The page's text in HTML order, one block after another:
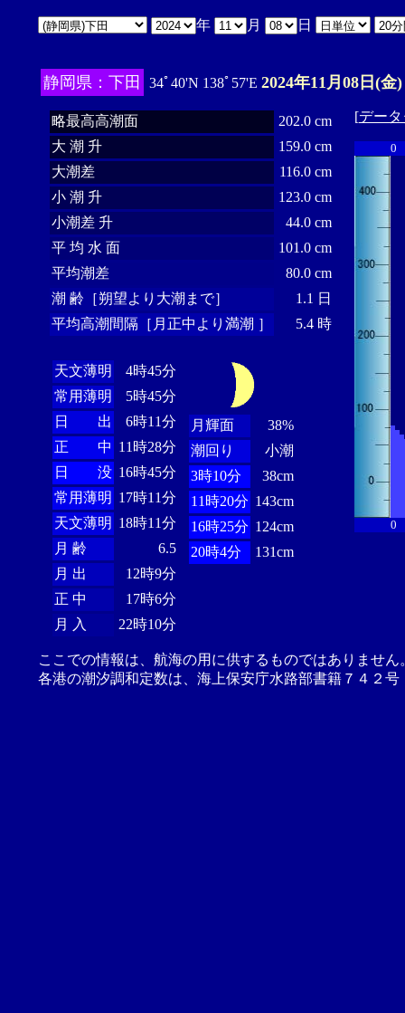
年 月 日
静岡県：下田 34ﾟ40'N 138ﾟ57'E 2024年11月08日(金)
略最高高潮面
202.0 cm
大 潮 升
159.0 cm
大潮差
116.0 cm
小 潮 升
123.0 cm
小潮差 升
44.0 cm
平 均 水 面
101.0 cm
平均潮差
80.0 cm
潮 齢［朔望より大潮まで］
1.1 日
平均高潮間隔［月正中より満潮 ］
5.4 時
天文薄明
4時45分
常用薄明
5時45分
日 出
6時11分
正 中 11時28分
日 没 16時45分
常用薄明 17時11分
天文薄明 18時11分
月 齢
6.5
月 出
12時9分
正 中
17時6分
月 入
22時10分
月輝面
38%
潮回り
小潮
3時10分
38cm
11時20分 143cm
16時25分 124cm
20時4分
131cm
[デー
0
0
ここでの情報は、航海の用に供するものではありませ
各港の潮汐調和定数は、海上保安庁水路部書籍７４２